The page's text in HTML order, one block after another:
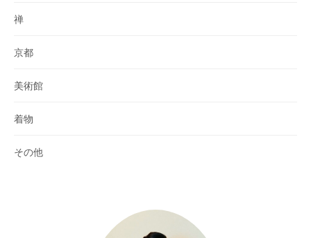
禅
京都
美術館
着物
その他